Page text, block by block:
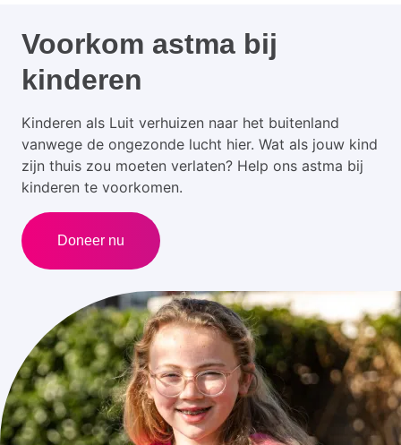
Voorkom astma bij
kinderen
Kinderen als Luit verhuizen naar het buitenland
vanwege de ongezonde lucht hier. Wat als jouw kind
zijn thuis zou moeten verlaten? Help ons astma bij
kinderen te voorkomen.
Doneer nu